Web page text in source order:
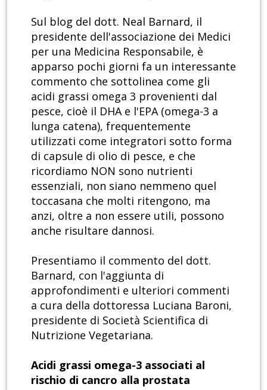
Sul blog del dott. Neal Barnard, il
presidente dell'associazione dei Medici
per una Medicina Responsabile, è
apparso pochi giorni fa un interessante
commento che sottolinea come gli
acidi grassi omega 3 provenienti dal
pesce, cioè il DHA e l'EPA (omega-3 a
lunga catena), frequentemente
utilizzati come integratori sotto forma
di capsule di olio di pesce, e che
ricordiamo NON sono nutrienti
essenziali, non siano nemmeno quel
toccasana che molti ritengono, ma
anzi, oltre a non essere utili, possono
anche risultare dannosi.
Presentiamo il commento del dott.
Barnard, con l'aggiunta di
approfondimenti e ulteriori commenti
a cura della dottoressa Luciana Baroni,
presidente di Società Scientifica di
Nutrizione Vegetariana.
Acidi grassi omega-3 associati al
rischio di cancro alla prostata